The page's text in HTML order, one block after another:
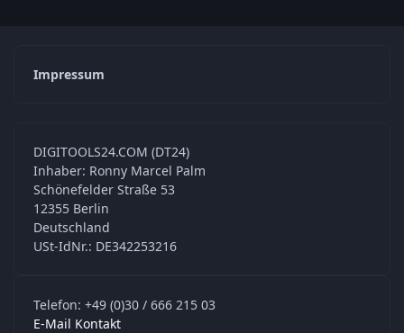
Impressum
DIGITOOLS24.COM (DT24)
Inhaber: Ronny Marcel Palm
Schönefelder Straße 53
12355 Berlin
Deutschland
USt-IdNr.: DE342253216
Telefon: +49 (0)30 / 666 215 03
E-Mail Kontakt